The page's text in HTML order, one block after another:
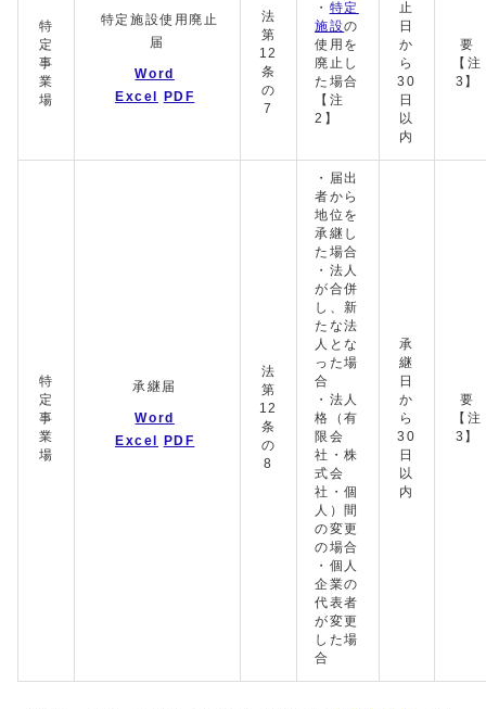
特
定
事
業
場
特定施設使用廃止
届
Word
Excel
PDF
法
第
12
条
の
7
・ 特定
施設の
使用を
廃止し
た場合
【注
2】
止
日
か
ら
30
日
以
内
要
【注
3】
特
定
事
業
場
承継届
Word
Excel
PDF
法
第
12
条
の
8
・届出
者から
地位を
承継し
た場合
・法人
が合併
し、新
たな法
人とな
った場
合
・法人
格（有
限会
社・株
式会
社・個
人）間
の変更
の場合
・個人
企業の
代表者
が変更
した場
合
承
継
日
か
ら
30
日
以
内
要
【注
3】